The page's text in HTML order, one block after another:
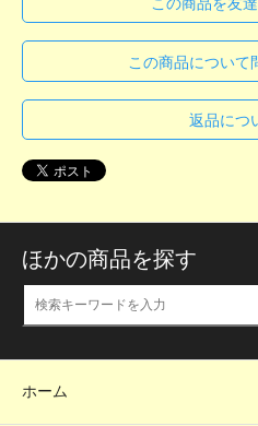
この商品を友
この商品について
返品につ
ほかの商品を探す
ホーム